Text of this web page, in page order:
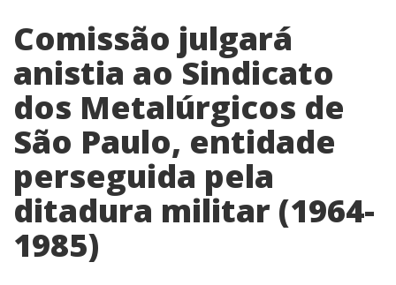
Comissão julgará
anistia ao Sindicato
dos Metalúrgicos de
São Paulo, entidade
perseguida pela
ditadura militar (1964-
1985)